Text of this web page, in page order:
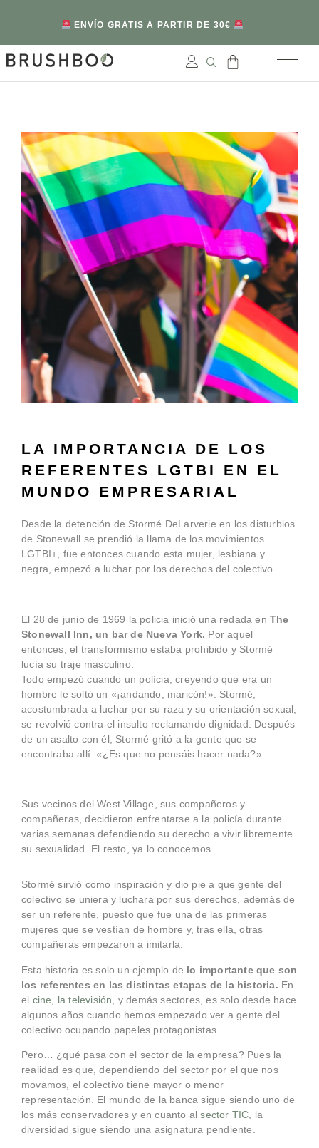
ENVÍO GRATIS A PARTIR DE 30€
LA IMPORTANCIA DE LOS
REFERENTES LGTBI EN EL
MUNDO EMPRESARIAL
Desde la detención de Stormé DeLarverie en los disturbios
de Stonewall se prendió la llama de los movimientos
LGTBI+, fue entonces cuando esta mujer, lesbiana y
negra, empezó a luchar por los derechos del colectivo.
El 28 de junio de 1969 la policia inició una redada en The
Stonewall Inn, un bar de Nueva York. Por aquel
entonces, el transformismo estaba prohibido y Stormé
lucía su traje masculino.
Todo empezó cuando un polícia, creyendo que era un
hombre le soltó un «¡andando, maricón!». Stormé,
acostumbrada a luchar por su raza y su orientación sexual,
se revolvió contra el insulto reclamando dignidad. Después
de un asalto con él, Stormé gritó a la gente que se
encontraba allí: «¿Es que no pensáis hacer nada?».
Sus vecinos del West Village, sus compañeros y
compañeras, decidieron enfrentarse a la policía durante
varias semanas defendiendo su derecho a vivir libremente
su sexualidad. El resto, ya lo conocemos.
Stormé sirvió como inspiración y dio pie a que gente del
colectivo se uniera y luchara por sus derechos, además de
ser un referente, puesto que fue una de las primeras
mujeres que se vestían de hombre y, tras ella, otras
compañeras empezaron a imitarla.
Esta historia es solo un ejemplo de lo importante que son
los referentes en las distintas etapas de la historia. En
el cine, la televisión,
y demás sectores, es solo desde hace
algunos años cuando hemos empezado ver a gente del
colectivo ocupando papeles protagonistas.
Pero… ¿qué pasa con el sector de la empresa? Pues la
realidad es que, dependiendo del sector por el que nos
movamos, el colectivo tiene mayor o menor
representación. El mundo de la banca sigue siendo uno de
los más conservadores y en cuanto alsector TIC , la
diversidad sigue siendo una asignatura pendiente.